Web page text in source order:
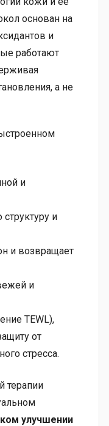
основан на
и
работают
а не
и
и
и возвращает
и
TEWL),
от
стресса.
терапии
улучшении